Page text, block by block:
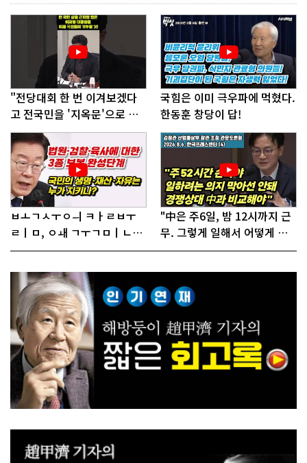
"전당대회 한 번 이겨보겠다
고 전국민을 '지옥문'으로 밀
어!"
국힘은 이미 극우파에 먹혔다.
한동훈 창당이 답!
ㅂㅗㄱㅅㅜㅇㅢ ㅋㅏㄹㅂㅜ
ㄹㅣㅁ, ㅇㅙ ㄱㅜㄱㅁㅣㄴㄷ
ㅡㄹㅇㅣ ㄷㅏㅇㅎㅐㅇㅑ ㅎ
"中은 주6일, 밤 12시까지 근
무. 그렇게 일해서 어떻게 경
쟁하냐 반문하더라"